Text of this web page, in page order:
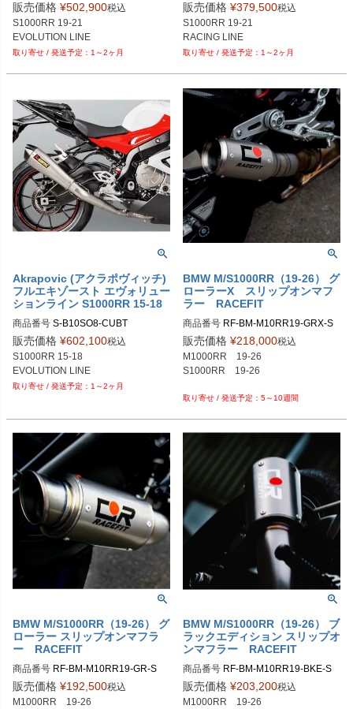
販売価格 ¥502,900税込
S1000RR 19-21
EVOLUTION LINE
1～2ヶ月
販売価格 ¥379,500税込
S1000RR 19-21
1～2ヶ月
Akrapovic (アクラポヴィッチ)
フルエキゾースト エヴォリュー
ションライン S1000RR 15-18
商品番号 S-B10SO8-CUBT
販売価格 ¥602,100税込
S1000RR 15-18
EVOLUTION LINE
1～2ヶ月
BMW M/S1000RR（19-26） グ
ローラーX スリップオンマフ
ラー RACEFIT
商品番号 RF-BM-M10RR19-GRX-S
販売価格 ¥218,000税込
M1000RR　19-26
S1000RR　19-26
5～10週間
BMW M/S1000RR（19-26） グ
ローラー スリップオンマフラ
ー RACEFIT
商品番号 RF-BM-M10RR19-GR-S
販売価格 ¥192,500税込
M1000RR　19-26
BMW M/S1000RR（19-26） ブ
ラックエディション スリップオ
ンマフラー RACEFIT
商品番号 RF-BM-M10RR19-BKE-S
販売価格 ¥203,200税込
M1000RR　19-26